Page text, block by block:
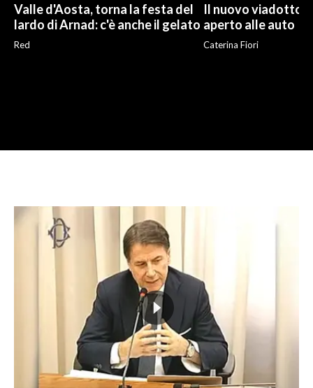
Valle d'Aosta, torna la festa del
lardo di Arnad: c'è anche il gelato
Red
Il nuovo viadotto
aperto alle auto
Caterina Fiori